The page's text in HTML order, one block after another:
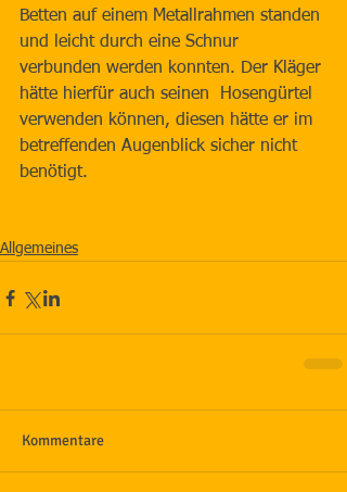
Betten auf einem Metallrahmen standen
und leicht durch eine Schnur
verbunden werden konnten. Der Kläger
hätte hierfür auch seinen  Hosengürtel
verwenden können, diesen hätte er im
betreffenden Augenblick sicher nicht
benötigt.
Allgemeines
Kommentare